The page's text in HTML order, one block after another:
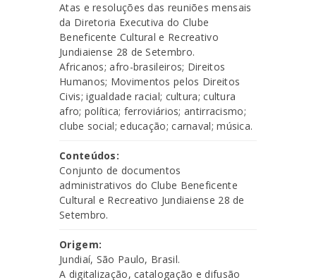
Atas e resoluções das reuniões mensais
da Diretoria Executiva do Clube
Beneficente Cultural e Recreativo
Jundiaiense 28 de Setembro.
Africanos; afro-brasileiros; Direitos
Humanos; Movimentos pelos Direitos
Civis; igualdade racial; cultura; cultura
afro; política; ferroviários; antirracismo;
clube social; educação; carnaval; música.
Conteúdos:
Conjunto de documentos
administrativos do Clube Beneficente
Cultural e Recreativo Jundiaiense 28 de
Setembro.
Origem:
Jundiaí, São Paulo, Brasil.
A digitalização, catalogação e difusão